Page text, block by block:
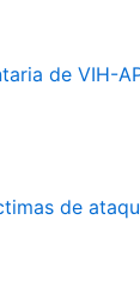
de VIH-